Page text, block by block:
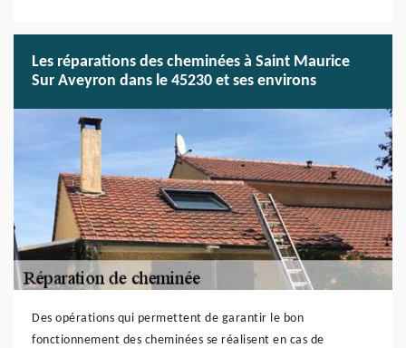
Les réparations des cheminées à Saint Maurice
Sur Aveyron dans le 45230 et ses environs
Des opérations qui permettent de garantir le bon
fonctionnement des cheminées se réalisent en cas de